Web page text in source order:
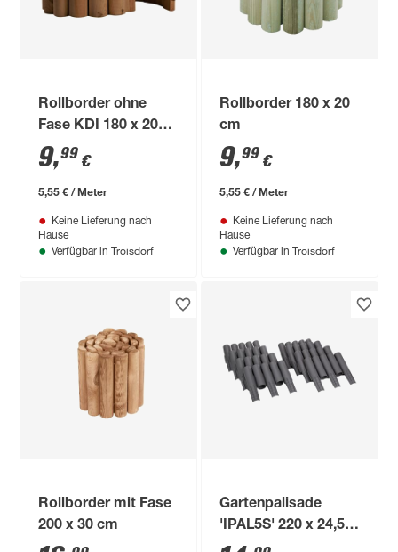
Rollborder ohne
Fase KDI 180 x 20
cm
9,99 €
5,55 € / Meter
Keine Lieferung nach
Hause
Verfügbar in Troisdorf
Rollborder 180 x 20
cm
9,99 €
5,55 € / Meter
Keine Lieferung nach
Hause
Verfügbar in Troisdorf
Rollborder mit Fase
200 x 30 cm
Gartenpalisade
'IPAL5S' 220 x 24,5
cm Kunststoff